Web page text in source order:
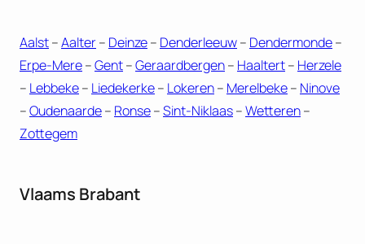
Aalst–Aalter– Deinze– Denderleeuw– Dendermonde–
Erpe-Mere–Gent–Geraardbergen– Haaltert– Herzele
– Lebbeke– Liedekerke– Lokeren– Merelbeke– Ninove
–Oudenaarde– Ronse–Sint-Niklaas–Wetteren–
Zottegem
Vlaams Brabant